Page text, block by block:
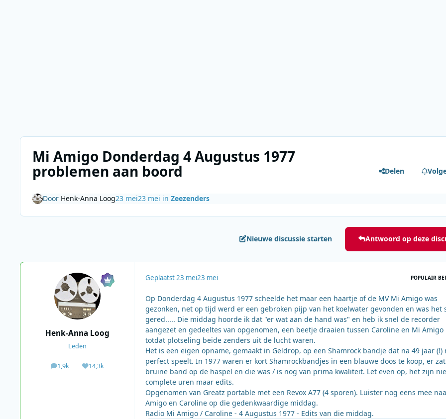
Mi Amigo Donderdag 4 Augustus 1977
problemen aan boord Delen
Door Henk-Anna Loog23 mei23 mei in Zeezenders
Nieuwe discussie starten Antwoord op deze
Henk-Anna Loog
Leden
1,9k
berichten14,3k
Waardering
Geplaatst23 mei23 mei POPULAIR
Op Donderdag 4 Augustus 1977 scheelde het maar een haartje of de MV Mi Amigo was
gezonken, net op tijd werd er een gebroken pijp van het koelwater gevonden en was het
gered..... Die middag hoorde ik dat "er wat aan de hand was" en heb ik snel de recorder
aangezet en gedeeltes van opgenomen, een beetje draaien tussen Caroline en Mi Amigo
totdat plotseling beide zenders uit de lucht waren.
Het is een eigen opname, gemaakt in Geldrop, op een Shamrock bandje dat na 49 jaar (!)
perfect speelt. In 1977 waren er kort Shamrockbandjes in een blauwe doos te koop, er zat
bruine band op de haspel en die was / is nog van prima kwaliteit. Let even op, het zijn
complete uren maar edits.
Opgenomen van Greatz portable met een Revox A77 (4 sporen). Luister nog eens mee
Amigo en Caroline op die gedenkwaardige middag.
Radio Mi Amigo / Caroline - 4 Augustus 1977 - Edits van die middag.